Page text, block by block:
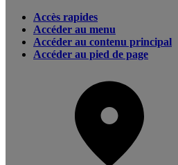
Accès rapides
Accéder au menu
Accéder au contenu principal
Accéder au pied de page